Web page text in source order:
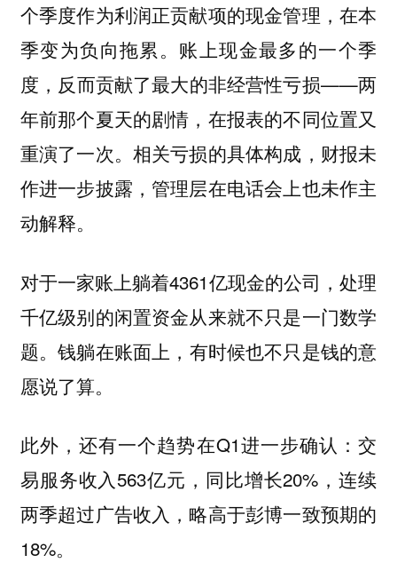
个季度作为利润正贡献项的现金管理，在本
季变为负向拖累。账上现金最多的一个季
度，反而贡献了最大的非经营性亏损——两
年前那个夏天的剧情，在报表的不同位置又
重演了一次。相关亏损的具体构成，财报未
作进一步披露，管理层在电话会上也未作主
动解释。
对于一家账上躺着4361亿现金的公司，处理
千亿级别的闲置资金从来就不只是一门数学
题。钱躺在账面上，有时候也不只是钱的意
愿说了算。
此外，还有一个趋势在Q1进一步确认：交
易服务收入563亿元，同比增长20%，连续
两季超过广告收入，略高于彭博一致预期的
18%。